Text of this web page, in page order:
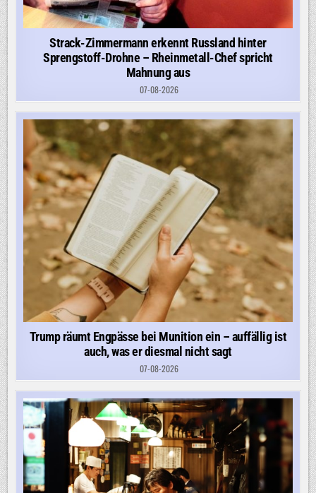
Strack-Zimmermann erkennt Russland hinter
Sprengstoff-Drohne – Rheinmetall-Chef spricht
Mahnung aus
07-08-2026
Trump räumt Engpässe bei Munition ein – auffällig ist
auch, was er diesmal nicht sagt
07-08-2026